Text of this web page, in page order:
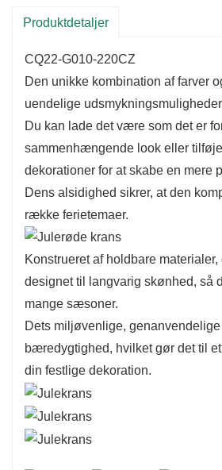
Produktdetaljer
CQ22-G010-220CZ
Den unikke kombination af farver
uendelige
Du kan lade det være som det er
sammenhængende look eller
dekorationer for at skabe en mere
Dens alsidighed sikrer, at den
række ferietemaer.
Konstrueret af holdbare
designet til langvarig skønhed, så
mange sæsoner.
Dets miljøvenlige,
bæredygtighed, hvilket gør det til
din festlige dekoration.